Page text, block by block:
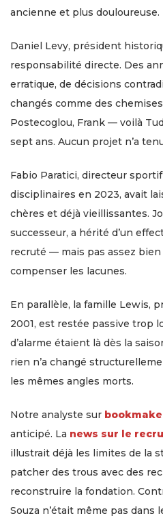
ancienne et plus douloureuse.
Daniel Levy, président
responsabilité directe. Des
erratique, de décisions
changés comme des
Postecoglou, Frank — voilà
sept ans. Aucun projet n’a
Fabio Paratici, directeur
disciplinaires en 2023, avait
chères et déjà vieillissantes.
successeur, a hérité d’un
recruté — mais pas assez
compenser les lacunes.
En parallèle, la famille Lewis,
2001, est restée passive trop
d’alarme étaient là dès la
rien n’a changé
les mêmes angles morts.
Notre analyste sur
anticipé. La news sur le
illustrait déjà les limites de la
patcher des trous avec des
reconstruire la fondation.
Souza n’était même pas dans